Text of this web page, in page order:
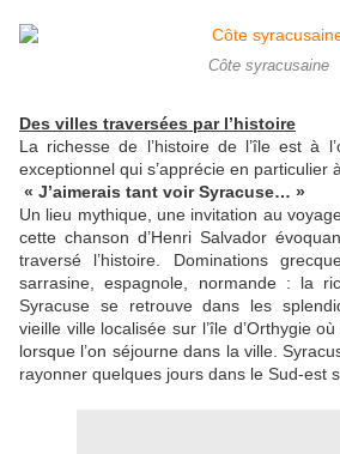
Côte syracusaine
Des villes traversées par l’histoire
La richesse de l’histoire de l’île est à
exceptionnel qui s’apprécie en particulier
« J’aimerais tant voir Syracuse… »
Un lieu mythique, une invitation au
cette chanson d’Henri Salvador
traversé l’histoire. Dominations
sarrasine, espagnole, normande : la
Syracuse se retrouve dans les
vieille ville localisée sur l’île d’Orthygie
lorsque l’on séjourne dans la ville.
rayonner quelques jours dans le Sud-est